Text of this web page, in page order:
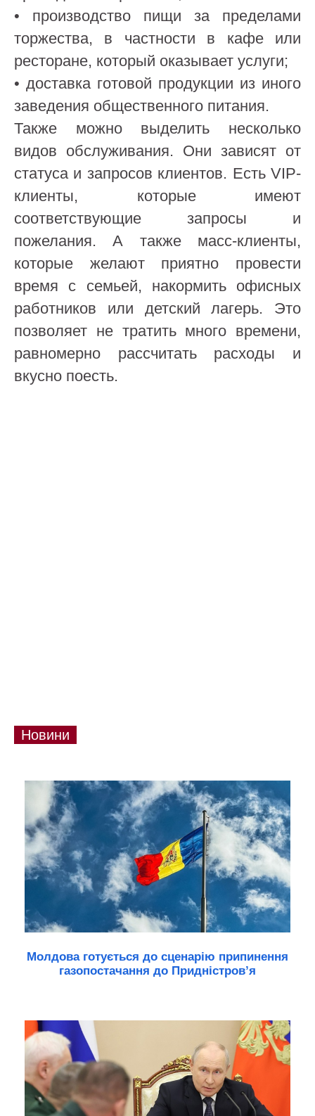
• производство пищи за пределами
торжества, в частности в кафе или
ресторане, который оказывает услуги;
• доставка готовой продукции из иного
заведения общественного питания.
Также можно выделить несколько
видов обслуживания. Они зависят от
статуса и запросов клиентов. Есть VIP-
клиенты, которые имеют
соответствующие запросы и
пожелания. А также масс-клиенты,
которые желают приятно провести
время с семьей, накормить офисных
работников или детский лагерь. Это
позволяет не тратить много времени,
равномерно рассчитать расходы и
вкусно поесть.
Новини
Молдова готується до сценарію припинення
газопостачання до Придністров’я